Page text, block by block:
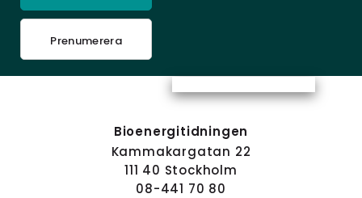
Prenumerera
Bioenergitidningen
Kammakargatan 22
111 40 Stockholm
08-441 70 80